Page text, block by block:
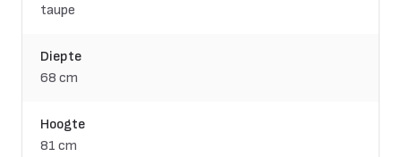
taupe
Diepte
68 cm
Hoogte
81 cm